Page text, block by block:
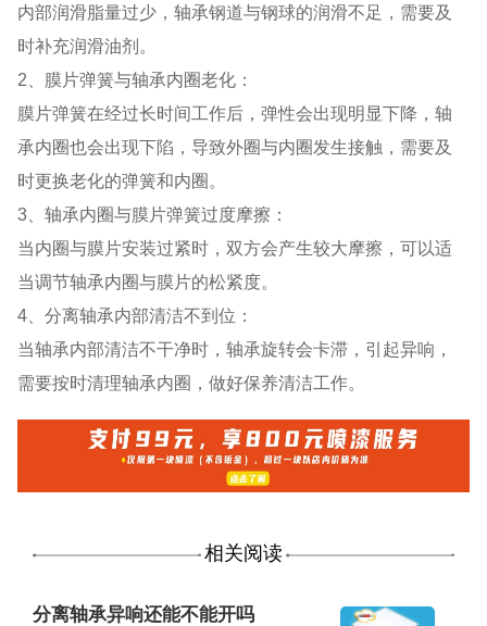
内部润滑脂量过少，轴承钢道与钢球的润滑不足，需要及
时补充润滑油剂。
2、膜片弹簧与轴承内圈老化：
膜片弹簧在经过长时间工作后，弹性会出现明显下降，轴
承内圈也会出现下陷，导致外圈与内圈发生接触，需要及
时更换老化的弹簧和内圈。
3、轴承内圈与膜片弹簧过度摩擦：
当内圈与膜片安装过紧时，双方会产生较大摩擦，可以适
当调节轴承内圈与膜片的松紧度。
4、分离轴承内部清洁不到位：
当轴承内部清洁不干净时，轴承旋转会卡滞，引起异响，
需要按时清理轴承内圈，做好保养清洁工作。
相关阅读
分离轴承异响还能不能开吗